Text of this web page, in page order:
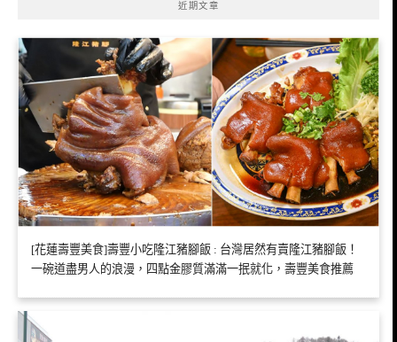
近期文章
[花蓮壽豐美食]壽豐小吃隆江豬腳飯 : 台灣居然有賣隆江豬腳飯！
一碗道盡男人的浪漫，四點金膠質滿滿一抿就化，壽豐美食推薦